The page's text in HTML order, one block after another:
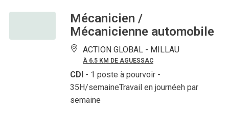
Mécanicien /
Mécanicienne automobile
ACTION GLOBAL - MILLAU
À 6.5 KM DE AGUESSAC
CDI - 1 poste à pourvoir -
35H/semaineTravail en journéeh par
semaine